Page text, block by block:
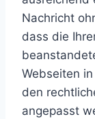
Nachricht
dass die
Webseiten
den
angepasst